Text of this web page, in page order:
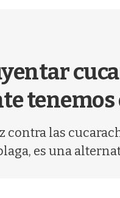
tenemos
las
es una